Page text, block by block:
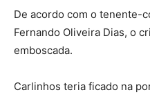
De acordo com o tenente-
Fernando Oliveira Dias, o
emboscada.
Carlinhos teria ficado na